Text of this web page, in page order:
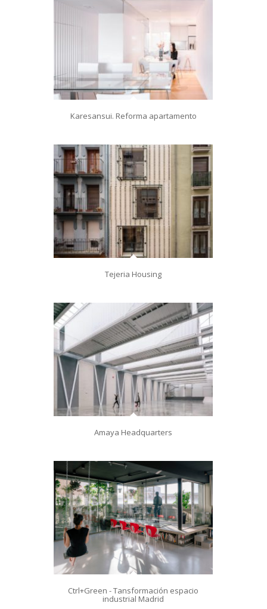
Karesansui. Reforma apartamento
Tejeria Housing
Amaya Headquarters
Ctrl+Green - Tansformación espacio
industrial Madrid